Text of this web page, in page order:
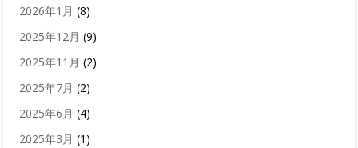
2026年1月 (8)
2025年12月 (9)
2025年11月 (2)
2025年7月 (2)
2025年6月 (4)
2025年3月 (1)